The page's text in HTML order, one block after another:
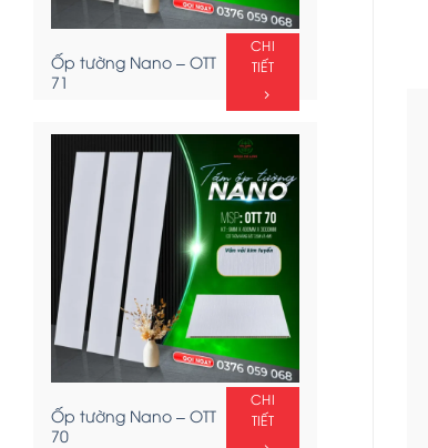
Ốp tường Nano – OTT
71
CHI
TIẾT
Ốp tường Nano – OTT
70
CHI
TIẾT